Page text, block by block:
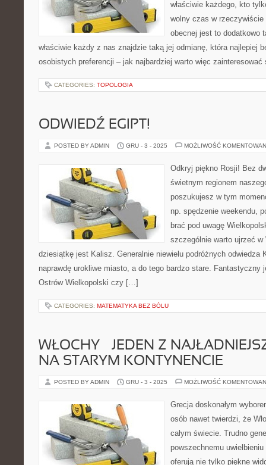
właściwie każdego, kto
wolny czas w
obecnej jest to dodatkowo
właściwie każdy z nas znajdzie taką jej odmianę, która najlepiej
osobistych preferencji – jak najbardziej warto więc
CATEGORIES: TOPOLOGIA
ODWIEDŹ EGIPT!
POSTED BY ADMIN GRU - 3 - 2025 MOŻLIWOŚĆ
Odkryj piękno Rosji! Bez
świetnym regionem
poszukujesz w tym
np. spędzenie weekendu,
brać pod uwagę
szczególnie warto ujrzeć w
dziesiątkę jest Kalisz. Generalnie niewielu podróżnych odwiedza
naprawdę urokliwe miasto, a do tego bardzo stare. Fantastyczny
Ostrów Wielkopolski czy […]
CATEGORIES: MATEMATYKA BEZ BÓLU
WŁOCHY – JEDEN Z
NA STARYM KONTYNENCIE
POSTED BY ADMIN GRU - 3 - 2025 MOŻLIWOŚĆ
Grecja doskonałym
osób nawet twierdzi, że
całym świecie. Trudno
powszechnemu uwielbieniu
oferują nie tylko piękne